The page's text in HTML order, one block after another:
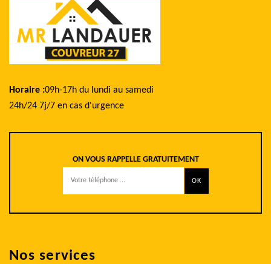
Horaire :09h-17h du lundi au samedi
24h/24 7j/7 en cas d'urgence
ON VOUS RAPPELLE GRATUITEMENT
Nos services